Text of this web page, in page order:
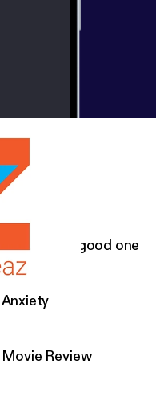
are, be a good one
Review